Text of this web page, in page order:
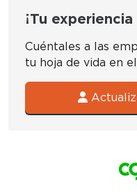
¡Tu
Cuéntales a las
tu hoja de vida en